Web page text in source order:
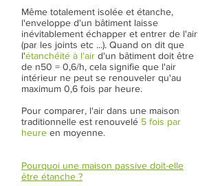
Même totalement isolée et étanche,
l'enveloppe d'un bâtiment laisse
inévitablement échapper et entrer de l'air
(par les joints etc ...). Quand on dit que
l'étanchéité à l'air d'un bâtiment doit être
de n50 = 0,6/h, cela signifie que l'air
intérieur ne peut se renouveler qu'au
maximum 0,6 fois par heure.
Pour comparer, l'air dans une maison
traditionnelle est renouvelé 5 fois par
heure en moyenne.
Pourquoi une maison passive doit-elle
être étanche ?